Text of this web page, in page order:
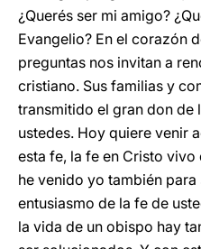
¿Querés ser mi amigo?
Evangelio? En el corazón
preguntas nos invitan a
cristiano. Sus familias y
transmitido el gran don de
ustedes. Hoy quiere venir
esta fe, la fe en Cristo vivo
he venido yo también
entusiasmo de la fe de
la vida de un obispo hay